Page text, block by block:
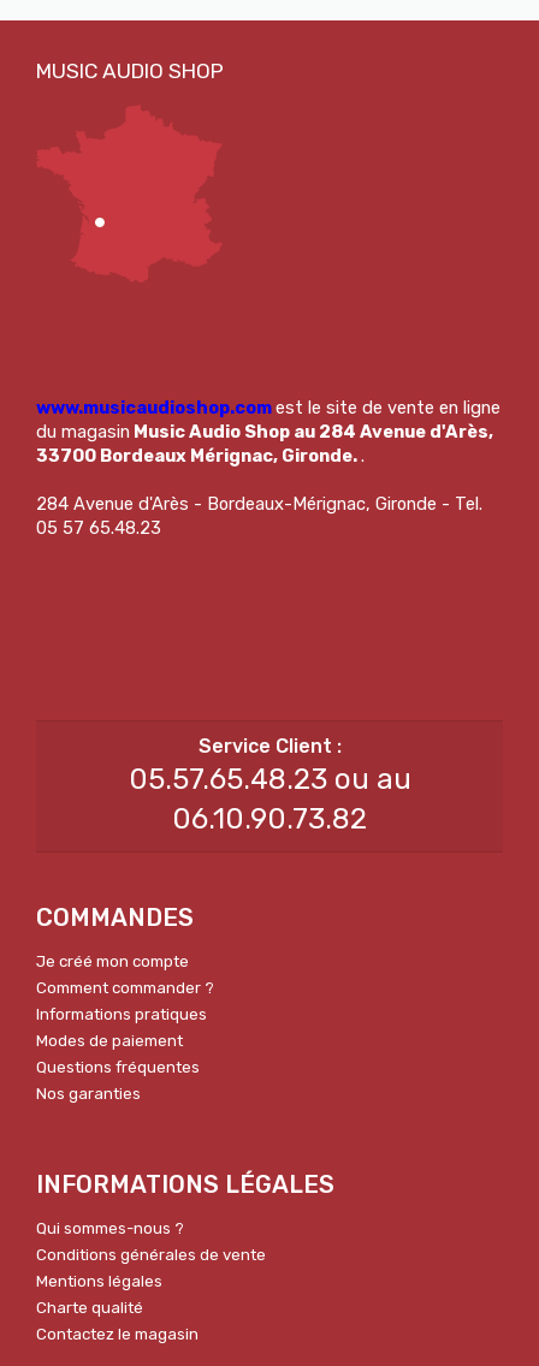
www.musicaudioshop.comest le site de vente en ligne
du magasin Music Audio Shop au 284 Avenue d'Arès,
33700 Bordeaux Mérignac, Gironde..
284 Avenue d'Arès - Bordeaux-Mérignac, Gironde - Tel.
05 57 65.48.23
05.57.65.48.23 ou au
06.10.90.73.82
COMMANDES
Je créé mon compte
Comment commander ?
Informations pratiques
Modes de paiement
Questions fréquentes
Nos garanties
INFORMATIONS LÉGALES
Qui sommes-nous ?
Conditions générales de vente
Mentions légales
Charte qualité
Contactez le magasin